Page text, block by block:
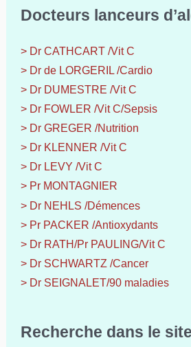
Docteurs lanceurs
> Dr CATHCART /Vit C
> Dr de LORGERIL /Cardio
> Dr DUMESTRE /Vit C
> Dr FOWLER /Vit C/Sepsis
> Dr GREGER /Nutrition
> Dr KLENNER /Vit C
> Dr LEVY /Vit C
> Pr MONTAGNIER
> Dr NEHLS /Démences
> Pr PACKER /Antioxydants
> Dr RATH/Pr PAULING/Vit C
> Dr SCHWARTZ /Cancer
> Dr SEIGNALET/90 maladies
Recherche dans le site